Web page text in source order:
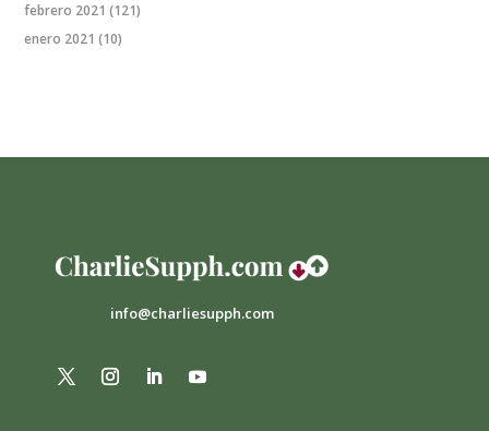
febrero 2021 (121)
enero 2021 (10)
info@charliesupph.com